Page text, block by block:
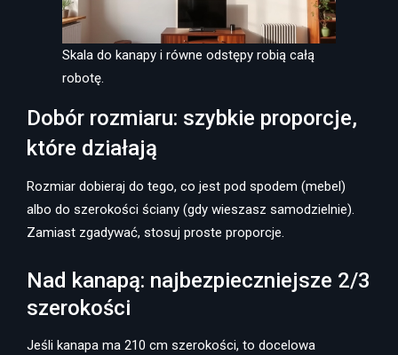
Skala do kanapy i równe odstępy robią całą
robotę.
Dobór rozmiaru: szybkie proporcje,
które działają
Rozmiar dobieraj do tego, co jest pod spodem (mebel)
albo do szerokości ściany (gdy wieszasz samodzielnie).
Zamiast zgadywać, stosuj proste proporcje.
Nad kanapą: najbezpieczniejsze 2/3
szerokości
Jeśli kanapa ma 210 cm szerokości, to docelowa